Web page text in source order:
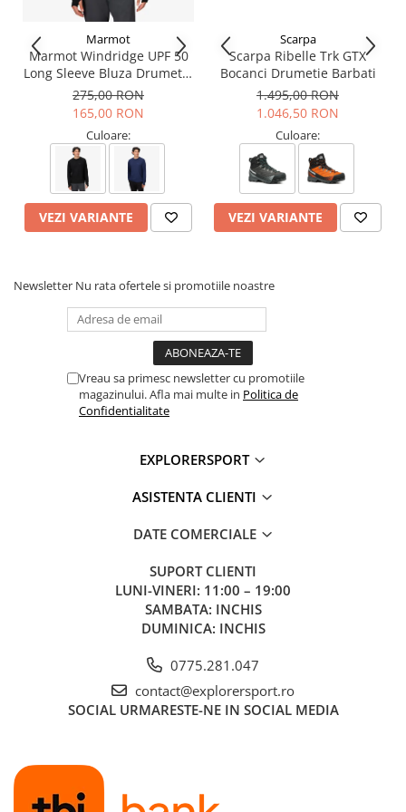
sireturi: Sistem de insiretare prelungit pana spre varf, preluat din
Incaltamintea de escalada.
Captuseala: Membrana
Gore-Tex
pentru impermeabilitate
absoluta si respirabilitate superioara.
Talpa: Vibram® Globe Grip+EVA, prevazuta cu profil
antiderapant.
Insertie ergonomica in zona calcaiului, din EVA cu densitate
medie si grosime variabila, pentru sustinere optima.
Talpa intermediara modelata din EVA cu densitate scazuta pentru
absorbtia socurilor.
VIBRAM
® cu design exclusiv, conceput special de Scarpa.
Categorie: Pantofi de Drumetie pentru Barbati
Brand: Scarpa
Marmot
Marmot Windridge UPF 50
Long Sleeve Bluza Drumetie
Barbati
275,00 RON
165,00 RON
Culoare:
VEZI VARIANTE
Scarpa
Scarpa Ribelle Trk GTX
Bocanci Drumetie Barbati
1.495,00 RON
1.046,50 RON
Culoare:
VEZI VARIANTE
Newsletter Nu rata ofertele si promotiile noastre
Vreau sa primesc newsletter cu promotiile
magazinului. Afla mai multe in Politica de
Confidentialitate
EXPLORERSPORT
ASISTENTA CLIENTI
DATE COMERCIALE
SUPORT CLIENTI
LUNI-VINERI: 11:00 – 19:00
SAMBATA: INCHIS
DUMINICA: INCHIS
0775.281.047
contact@explorersport.ro
SOCIAL URMARESTE-NE IN SOCIAL MEDIA